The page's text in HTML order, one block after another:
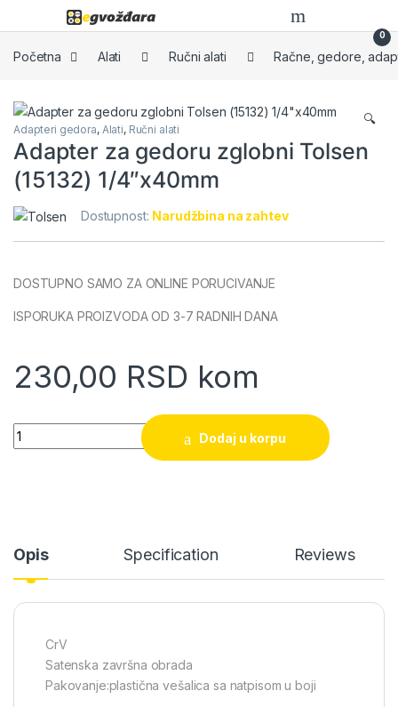
Skip to navigation
Skip to content
0
Početna Alati Ručni alati Račne, gedore,
🔍
Adapteri gedora, Alati, Ručni alati
Adapter za gedoru zglobni Tolsen
(15132) 1/4″x40mm
Dostupnost: Narudžbina na zahtev
DOSTUPNO SAMO ZA ONLINE PORUCIVANJE
ISPORUKA PROIZVODA OD 3-7 RADNIH DANA
230,00 RSD kom
Adapter za gedoru zglobni Tolsen (15132) 1/4"x40mm quantity
Dodaj u korpu
Opis Specification Reviews
CrV
Satenska završna obrada
Pakovanje:plastična vešalica sa natpisom u boji